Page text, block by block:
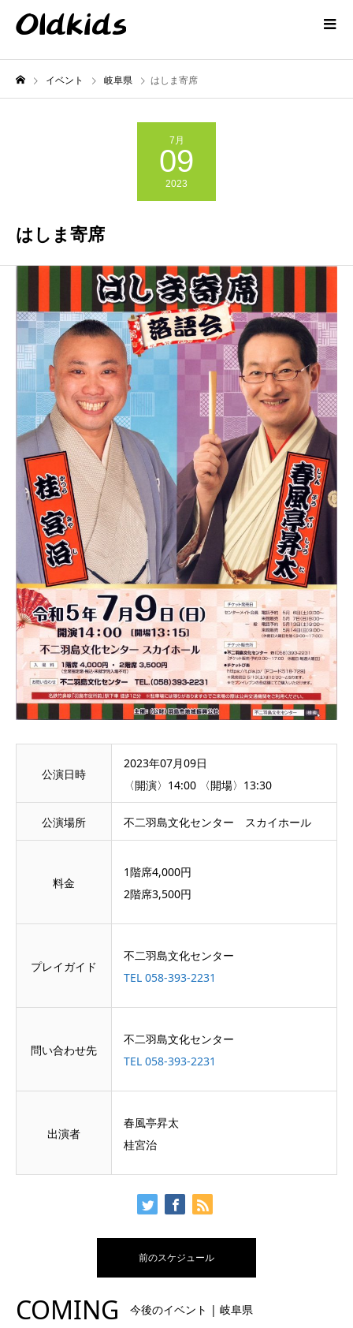
イベント 岐阜県 はしま寄席
7月
09
2023
はしま寄席
公演日時
2023年07月09日
〈開演〉14:00 〈開場〉13:30
公演場所 不二羽島文化センター スカイホール
料金
1階席4,000円
2階席3,500円
プレイガイド
不二羽島文化センター
TEL 058-393-2231
問い合わせ先
不二羽島文化センター
TEL 058-393-2231
出演者
春風亭昇太
桂宮治
前のスケジュール
COMING 今後のイベント | 岐阜県